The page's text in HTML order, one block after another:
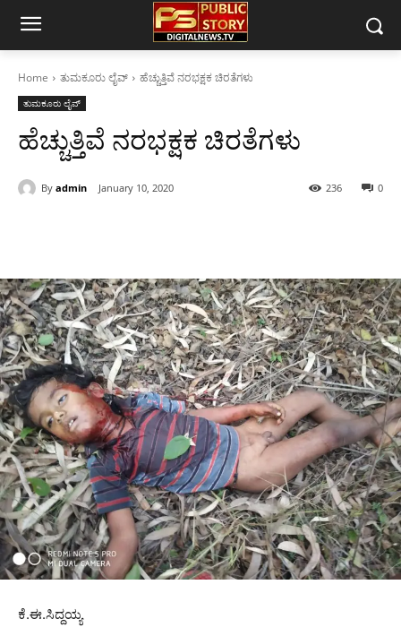
Home ತುಮಕೂರು ಲೈವ್ ಹೆಚ್ಚುತ್ತಿವೆ ನರಭಕ್ಷಕ ಚಿರತೆಗಳು
ತುಮಕೂರು ಲೈವ್
ಹೆಚ್ಚುತ್ತಿವೆ ನರಭಕ್ಷಕ ಚಿರತೆಗಳು
By admin January 10, 2020 0
236
ಕೆ.ಈ.ಸಿದ್ದಯ್ಯ